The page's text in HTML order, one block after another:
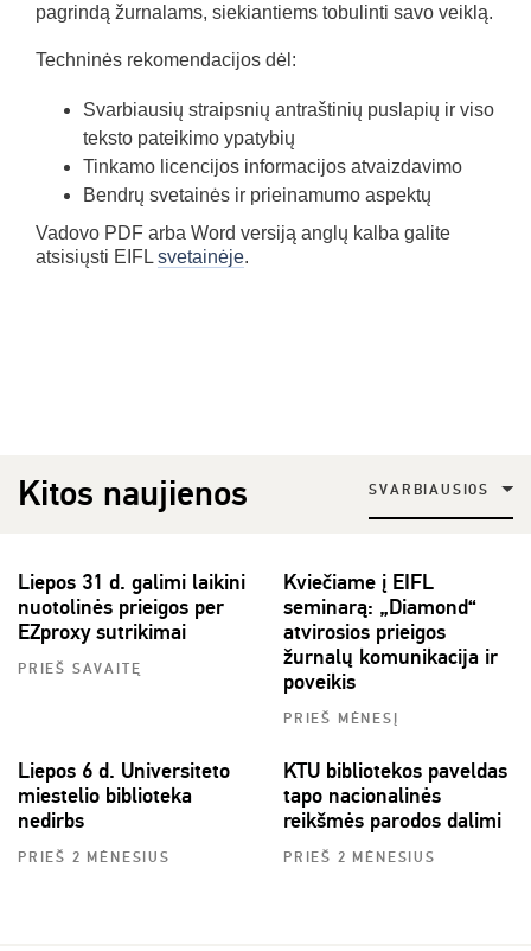
pagrindą žurnalams, siekiantiems tobulinti savo veiklą.
Techninės rekomendacijos dėl:
Svarbiausių straipsnių antraštinių puslapių ir viso
teksto pateikimo ypatybių
Tinkamo licencijos informacijos atvaizdavimo
Bendrų svetainės ir prieinamumo aspektų
Vadovo PDF arba Word versiją anglų kalba galite
atsisiųsti EIFL svetainėje.
Kitos naujienos SVARBIAUSIOS
Liepos 31 d. galimi laikini
nuotolinės prieigos per
EZproxy sutrikimai
PRIEŠ SAVAITĘ
Kviečiame į EIFL
seminarą: „Diamond“
atvirosios prieigos
žurnalų komunikacija ir
poveikis
PRIEŠ MĖNESĮ
Liepos 6 d. Universiteto
miestelio biblioteka
nedirbs
PRIEŠ 2 MĖNESIUS
KTU bibliotekos paveldas
tapo nacionalinės
reikšmės parodos dalimi
PRIEŠ 2 MĖNESIUS